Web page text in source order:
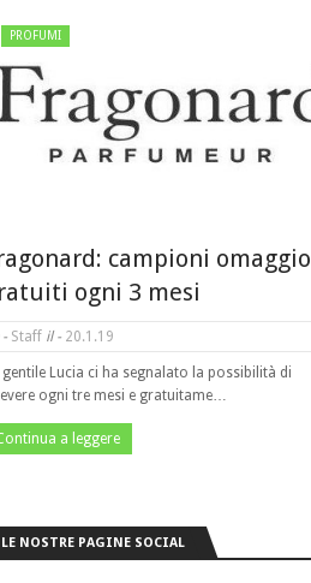
PROFUMI
campioni omaggio
ogni 3 mesi
- Staff il - 20.1.19
gentile Lucia ci ha segnalato la possibilità di
ogni tre mesi e gratuitame…
a leggere
LE NOSTRE PAGINE SOCIAL